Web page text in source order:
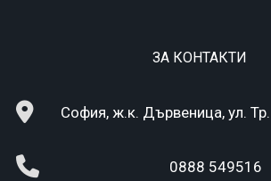
ЗА КОНТАКТИ
София, ж.к. Дървеница, ул. Тр.
0888 549516